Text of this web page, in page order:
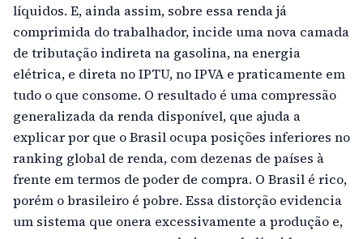
líquidos. E, ainda assim, sobre essa renda já
comprimida do trabalhador, incide uma nova camada
de tributação indireta na gasolina, na energia
elétrica, e direta no IPTU, no IPVA e praticamente em
tudo o que consome. O resultado é uma compressão
generalizada da renda disponível, que ajuda a
explicar por que o Brasil ocupa posições inferiores no
ranking global de renda, com dezenas de países à
frente em termos de poder de compra. O Brasil é rico,
porém o brasileiro é pobre. Essa distorção evidencia
um sistema que onera excessivamente a produção e,